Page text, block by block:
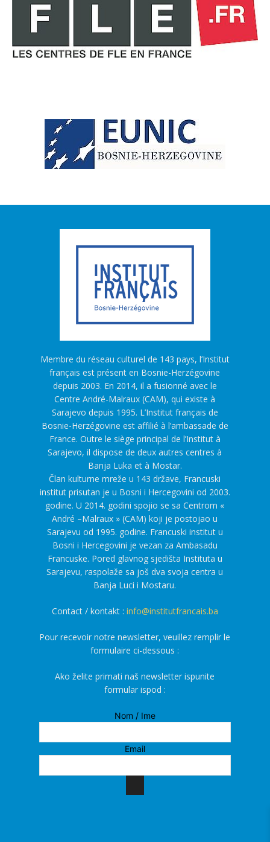
Membre du réseau culturel de 143 pays, l’Institut
français est présent en Bosnie-Herzégovine
depuis 2003. En 2014, il a fusionné avec le
Centre André-Malraux (CAM), qui existe à
Sarajevo depuis 1995. L’Institut français de
Bosnie-Herzégovine est affilié à l’ambassade de
France. Outre le siège principal de l’Institut à
Sarajevo, il dispose de deux autres centres à
Banja Luka et à Mostar.
Član kulturne mreže u 143 države, Francuski
institut prisutan je u Bosni i Hercegovini od 2003.
godine. U 2014. godini spojio se sa Centrom «
André –Malraux » (CAM) koji je postojao u
Sarajevu od 1995. godine. Francuski institut u
Bosni i Hercegovini je vezan za Ambasadu
Francuske. Pored glavnog sjedišta Instituta u
Sarajevu, raspolaže sa još dva svoja centra u
Banja Luci i Mostaru.
Contact / kontakt : info@institutfrancais.ba
Pour recevoir notre newsletter, veuillez remplir le
formulaire ci-dessous :
Ako želite primati naš newsletter ispunite
formular ispod :
Nom / Ime
Email